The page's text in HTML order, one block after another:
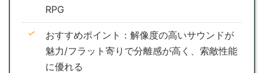
RPG
おすすめポイント：解像度の高いサウンドが
魅力/フラット寄りで分離感が高く、索敵性能
に優れる